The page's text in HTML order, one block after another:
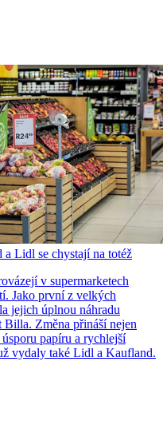
Lidl se chystají na totéž
v supermarketech
Jako první z velkých
jejich úplnou náhradu
Změna přináší nejen
papíru a rychlejší
vydaly také Lidl a Kaufland.